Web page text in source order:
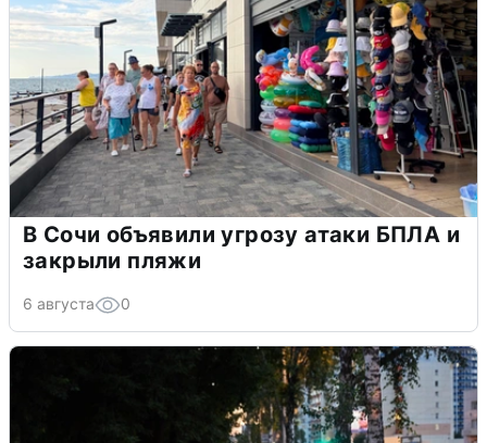
В Сочи объявили угрозу атаки БПЛА и
закрыли пляжи
6 августа 0